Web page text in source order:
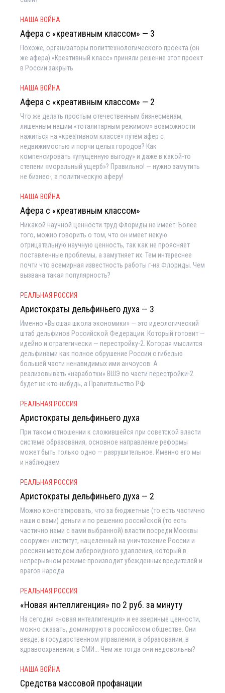
НАША ВОЙНА
Афера с «креативным классом» — 3
Похоже, организаторы политтехнологического проекта (он
же афера) «Креативный класс» приняли решение этот проект
в России закрыть
НАША ВОЙНА
Афера с «креативным классом» — 2
Что же делать простым отечественным бизнесменам,
лишенным нашим «тоталитарным режимом» возможности
нажиться на «креативном классе» путем афер с
недвижимостью и порчи целых городов? Как
компенсировать «упущенную выгоду» и даже в какой-то
степени «моральный ущерб»? Правильно! — нужно замутить
не бизнес-, а политическую аферу!
НАША ВОЙНА
Афера с «креативным классом»
Никакой научной ценности труд Флориды не имеет. Более
того, можно говорить о том, что он имеет некую
отрицательную научную ценность, так как не проясняет
поставленные проблемы, а замутняет их. Тем интереснее
почти что всемирная известность работы г-на Флориды. Чем
вызвана такая популярность?
РЕАЛЬНАЯ РОССИЯ
Аристократы дельфиньего духа — 3
Именно «Высшая школа экономики» — это идеологический
штаб дельфинов Российской Федерации. Который готовит —
идейно и стратегически — перестройку-2. Которая мыслится
дельфинами как полное обрушение России с гибелью
большей части ненавидимых ими анчоусов. А
реализовывать «наработки» ВШЭ по части перестройки-2
будет не кто-нибудь, а Правительство РФ
РЕАЛЬНАЯ РОССИЯ
Аристократы дельфиньего духа
При таком отношении к сложившейся при советской власти
системе образования, основное направление реформы
может быть только одно — разрушительное. Именно его мы
и наблюдаем
РЕАЛЬНАЯ РОССИЯ
Аристократы дельфиньего духа — 2
Можно констатировать, что за бюджетные (то есть частично
наши с вами) деньги и по решению российской (то есть
частично нами с вами выбранной) власти посреди Москвы
сооружен институт, нацеленный на уничтожение России и
россиян методом либероидного удавления, который в
непрерывном режиме производит убежденных вредителей и
врагов народа
РЕАЛЬНАЯ РОССИЯ
«Новая интеллигенция» по 2 руб. за минуту
На сегодня «новая интеллигенция» и ее звериные ценности,
можно сказать, доминируют в российском обществе. Они
везде: в государственном управлении, в образовании, в
здравоохранении, в СМИ... Чем же тогда они недовольны?
НАША ВОЙНА
Средства массовой профанации